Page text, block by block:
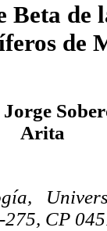
Beta de
de
Arita
CP